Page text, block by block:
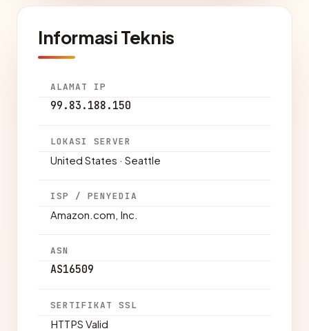
Informasi Teknis
ALAMAT IP
99.83.188.150
LOKASI SERVER
United States · Seattle
ISP / PENYEDIA
Amazon.com, Inc.
ASN
AS16509
SERTIFIKAT SSL
HTTPS Valid